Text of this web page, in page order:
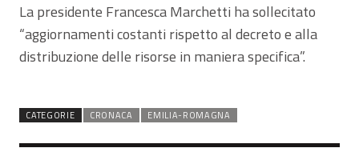
La presidente Francesca Marchetti ha sollecitato
“aggiornamenti costanti rispetto al decreto e alla
distribuzione delle risorse in maniera specifica”.
CATEGORIE CRONACA EMILIA-ROMAGNA